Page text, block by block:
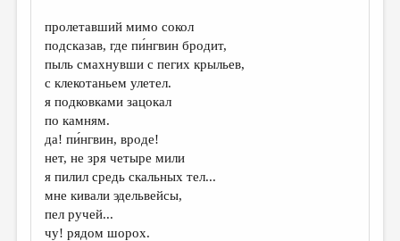
КОЛОНКА РЕДАКТОРА
РЕДКОЛЛЕГИЯ
ОТ РЕДАКЦИИ
МАЛАЯ ПРОЗА
ЭССЕИСТИКА
ЛИТЕРАТУРОВЕДЕНИЕ
КУЛЬТУРОВЕДЕНИЕ
пролетавший мимо сокол
подсказав, где пи́нгвин бродит,
пыль смахнувши с пегих крыльев,
с клекотаньем улетел.
я подковками зацокал
по камням.
да! пи́нгвин, вроде!
нет, не зря четыре мили
я пилил средь скальных тел...
мне кивали эдельвейсы,
пел ручей...
чу! рядом шорох.